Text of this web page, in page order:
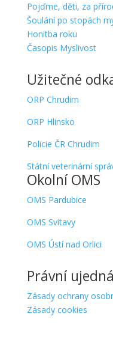
Pojďme, děti, za
Šoulání po stopách
Honitba roku
Časopis Myslivost
Užitečné
ORP Chrudim
ORP Hlinsko
Policie ČR Chrudim
Státní veterinární
Okolní OMS
OMS Pardubice
OMS Svitavy
OMS Ústí nad Orlici
Právní
Zásady ochrany
Zásady cookies